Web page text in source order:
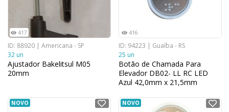
417
ID: 88920 | Americana - SP
32 un
Ajustador Bakelitsul M05
20mm
416
ID: 94223 | Guaíba - RS
25 un
Botão de Chamada Para
Elevador DB02- LL RC LED
Azul 42,0mm x 21,5mm
NOVO NOVO